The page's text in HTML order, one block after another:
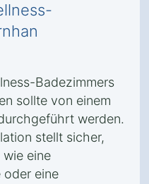
Badezimmers
sollte von einem
werden.
stellt sicher,
wie eine
oder eine